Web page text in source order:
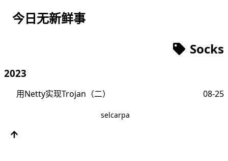
今日无新鲜事
Socks
2023
用Netty实现Trojan（二） 08-25
selcarpa